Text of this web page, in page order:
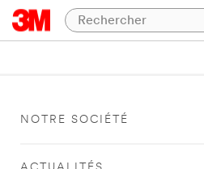
NOTRE SOCIÉTÉ